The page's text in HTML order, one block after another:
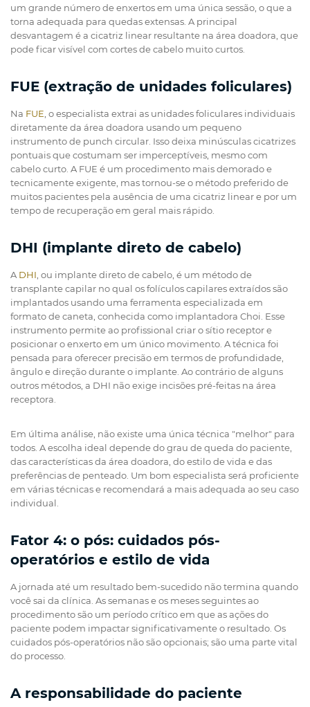
um grande número de enxertos em uma única sessão, o que a
torna adequada para quedas extensas. A principal
desvantagem é a cicatriz linear resultante na área doadora, que
pode ficar visível com cortes de cabelo muito curtos.
FUE (extração de unidades foliculares)
Na FUE , o especialista extrai as unidades foliculares individuais
diretamente da área doadora usando um pequeno
instrumento de punch circular. Isso deixa minúsculas cicatrizes
pontuais que costumam ser imperceptíveis, mesmo com
cabelo curto. A FUE é um procedimento mais demorado e
tecnicamente exigente, mas tornou-se o método preferido de
muitos pacientes pela ausência de uma cicatriz linear e por um
tempo de recuperação em geral mais rápido.
DHI (implante direto de cabelo)
A DHI , ou implante direto de cabelo, é um método de
transplante capilar no qual os folículos capilares extraídos são
implantados usando uma ferramenta especializada em
formato de caneta, conhecida como implantadora Choi. Esse
instrumento permite ao profissional criar o sítio receptor e
posicionar o enxerto em um único movimento. A técnica foi
pensada para oferecer precisão em termos de profundidade,
ângulo e direção durante o implante. Ao contrário de alguns
outros métodos, a DHI não exige incisões pré-feitas na área
receptora.
Em última análise, não existe uma única técnica "melhor" para
todos. A escolha ideal depende do grau de queda do paciente,
das características da área doadora, do estilo de vida e das
preferências de penteado. Um bom especialista será proficiente
em várias técnicas e recomendará a mais adequada ao seu caso
individual.
Fator 4: o pós: cuidados pós-
operatórios e estilo de vida
A jornada até um resultado bem-sucedido não termina quando
você sai da clínica. As semanas e os meses seguintes ao
procedimento são um período crítico em que as ações do
paciente podem impactar significativamente o resultado. Os
cuidados pós-operatórios não são opcionais; são uma parte vital
do processo.
A responsabilidade do paciente